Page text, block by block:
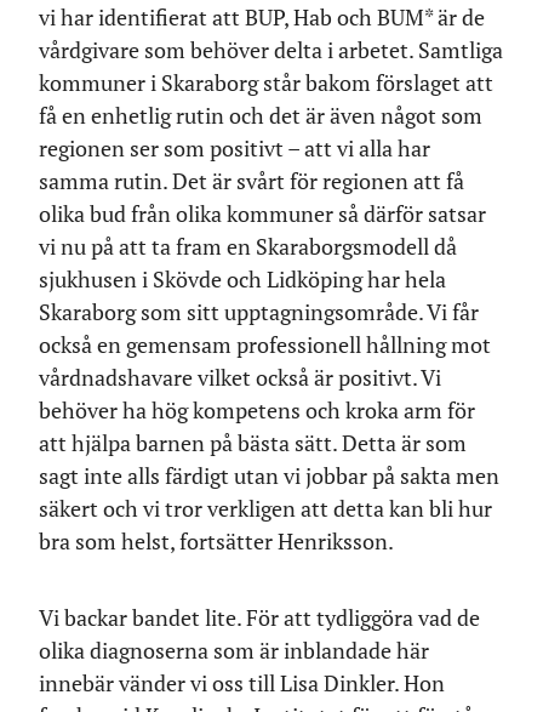
vi har identifierat att BUP, Hab och BUM* är de
vårdgivare som behöver delta i arbetet. Samtliga
kommuner i Skaraborg står bakom förslaget att
få en enhetlig rutin och det är även något som
regionen ser som positivt – att vi alla har
samma rutin. Det är svårt för regionen att få
olika bud från olika kommuner så därför satsar
vi nu på att ta fram en Skaraborgsmodell då
sjukhusen i Skövde och Lidköping har hela
Skaraborg som sitt upptagningsområde. Vi får
också en gemensam professionell hållning mot
vårdnadshavare vilket också är positivt. Vi
behöver ha hög kompetens och kroka arm för
att hjälpa barnen på bästa sätt. Detta är som
sagt inte alls färdigt utan vi jobbar på sakta men
säkert och vi tror verkligen att detta kan bli hur
bra som helst, fortsätter Henriksson.
Vi backar bandet lite. För att tydliggöra vad de
olika diagnoserna som är inblandade här
innebär vänder vi oss till Lisa Dinkler. Hon